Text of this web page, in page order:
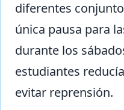
diferentes
única pausa para
durante los
estudiantes
evitar reprensión.